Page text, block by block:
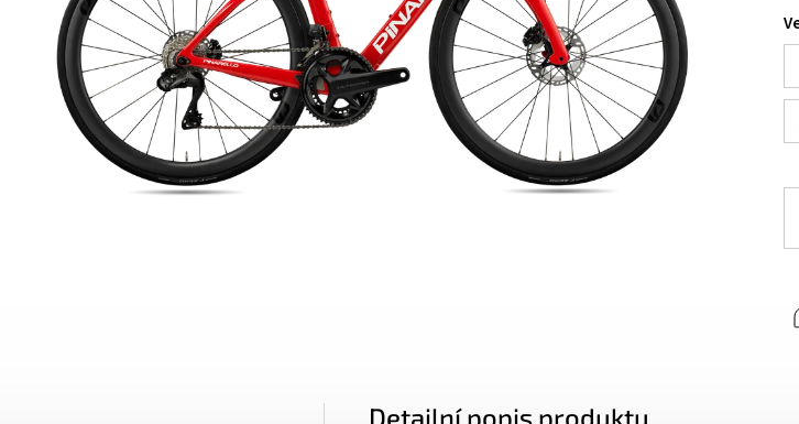
Detailní popis produktu